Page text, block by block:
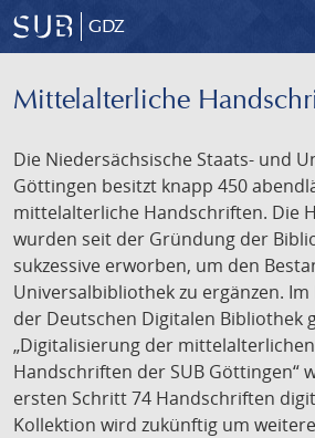
GDZ
Mittelalterliche
Die Niedersächsische Staats- und
Göttingen besitzt knapp 450
mittelalterliche Handschriften. Die
wurden seit der Gründung der
sukzessive erworben, um den
Universalbibliothek zu ergänzen. Im
der Deutschen Digitalen Bibliothek
„Digitalisierung der
Handschriften der SUB Göttingen“
ersten Schritt 74 Handschriften
Kollektion wird zukünftig um